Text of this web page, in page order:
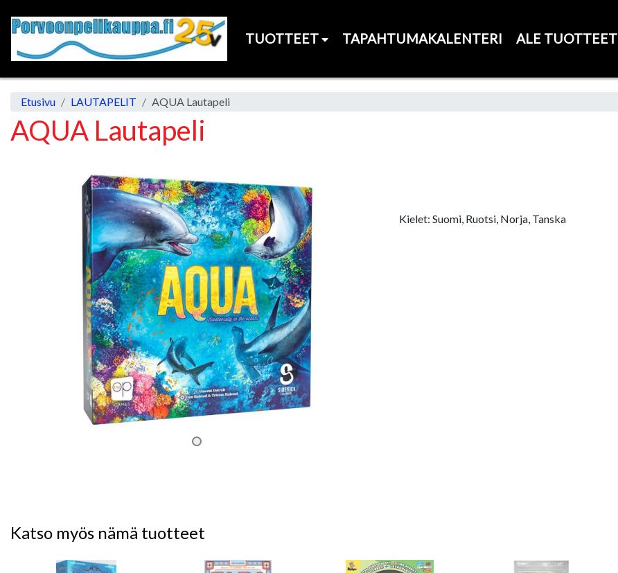
TUOTTEET TAPAHTUMAKALENTERI ALE TUOTTEET
Etusivu LAUTAPELIT AQUA Lautapeli
AQUA Lautapeli
Kielet: Suomi, Ruotsi, Norja, Tanska
Katso myös nämä tuotteet